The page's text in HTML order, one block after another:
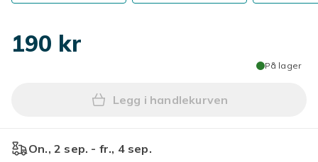
190 kr
På lager
Legg 60 mm kvartskrystall
Legg i handlekurven
On., 2 sep. - fr., 4 sep.